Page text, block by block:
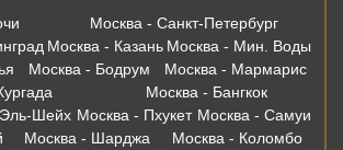
Москва - Санкт-Петербург
Москва - Казань Москва - Мин. Воды
Москва - Бодрум
Москва - Мармарис
Москва - Бангкок
Шейх Москва - Пхукет Москва - Самуи
Москва - Шарджа
Москва - Коломбо